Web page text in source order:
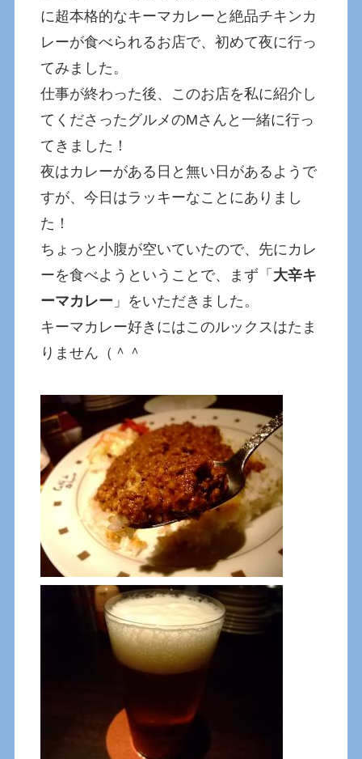
に超本格的なキーマカレーと絶品チキンカ
レーが食べられるお店で、初めて夜に行っ
てみました。
仕事が終わった後、このお店を私に紹介し
てくださったグルメのMさんと一緒に行っ
てきました！
夜はカレーがある日と無い日があるようで
すが、今日はラッキーなことにありまし
た！
ちょっと小腹が空いていたので、先にカレ
ーを食べようということで、まず「 大辛キ
ーマカレー 」をいただきました。
キーマカレー好きにはこのルックスはたま
りません（＾＾